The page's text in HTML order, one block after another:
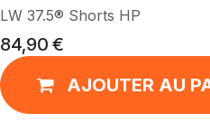
LW 37.5® Shorts HP
84,90 €
AJOUTER AU